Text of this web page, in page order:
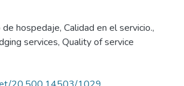
de hospedaje, Calidad en el servicio.,
services, Quality of service